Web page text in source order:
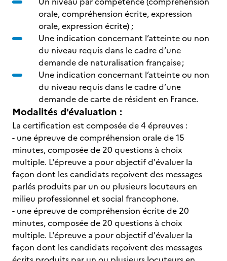
orale, compréhension écrite, expression
orale, expression écrite) ;
Une indication concernant l’atteinte ou non
du niveau requis dans le cadre d’une
demande de naturalisation française ;
Une indication concernant l’atteinte ou non
du niveau requis dans le cadre d’une
demande de carte de résident en France.
Modalités d'évaluation :
La certification est composée de 4 épreuves :
- une épreuve de compréhension orale de 15
minutes, composée de 20 questions à choix
multiple. L'épreuve a pour objectif d'évaluer la
façon dont les candidats reçoivent des messages
parlés produits par un ou plusieurs locuteurs en
milieu professionnel et social francophone.
- une épreuve de compréhension écrite de 20
minutes, composée de 20 questions à choix
multiple. L'épreuve a pour objectif d'évaluer la
façon dont les candidats reçoivent des messages